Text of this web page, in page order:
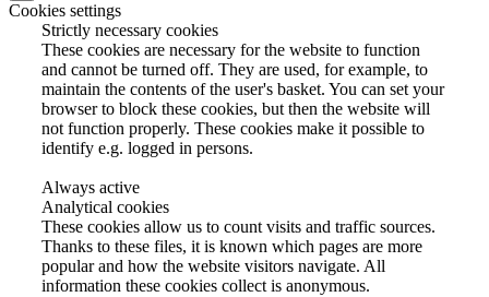
Cookies settings
Strictly necessary cookies
These cookies are necessary for the website to function
and cannot be turned off. They are used, for example, to
maintain the contents of the user's basket. You can set your
browser to block these cookies, but then the website will
not function properly. These cookies make it possible to
identify e.g. logged in persons.
Always active
Analytical cookies
These cookies allow us to count visits and traffic sources.
Thanks to these files, it is known which pages are more
popular and how the website visitors navigate. All
information these cookies collect is anonymous.